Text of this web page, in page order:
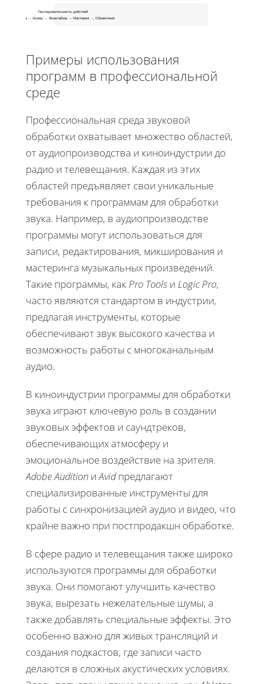
Последовательность действий
Настройка → Шумы → Эквалайзер → Мастеринг → Обновления
Примеры использования
программ в профессиональной
среде
Профессиональная среда звуковой
обработки охватывает множество областей,
от аудиопроизводства и киноиндустрии до
радио и телевещания. Каждая из этих
областей предъявляет свои уникальные
требования к программам для обработки
звука. Например, в аудиопроизводстве
программы могут использоваться для
записи, редактирования, микширования и
мастеринга музыкальных произведений.
Такие программы, как Pro Tools и Logic Pro,
часто являются стандартом в индустрии,
предлагая инструменты, которые
обеспечивают звук высокого качества и
возможность работы с многоканальным
аудио.
В киноиндустрии программы для обработки
звука играют ключевую роль в создании
звуковых эффектов и саундтреков,
обеспечивающих атмосферу и
эмоциональное воздействие на зрителя.
Adobe Audition иAvidпредлагают
специализированные инструменты для
работы с синхронизацией аудио и видео, что
крайне важно при постпродакшн обработке.
В сфере радио и телевещания также широко
используются программы для обработки
звука. Они помогают улучшить качество
звука, вырезать нежелательные шумы, а
также добавлять специальные эффекты. Это
особенно важно для живых трансляций и
создания подкастов, где записи часто
делаются в сложных акустических условиях.